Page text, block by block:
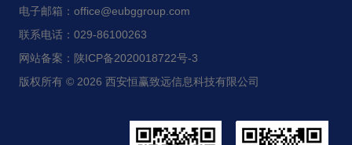
电子邮箱：office@eubggroup.com
联系电话：029-86100263
网站备案：陕ICP备2020018722号-3
版权所有 © 2026 西安恒赢致远信息科技有限公司